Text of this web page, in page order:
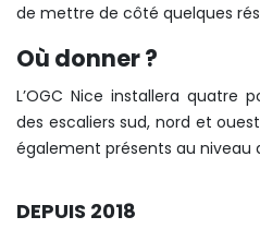
de mettre de côté quelques
Où donner ?
L’OGC Nice installera quatre
des escaliers sud, nord et
également présents au niveau
DEPUIS 2018